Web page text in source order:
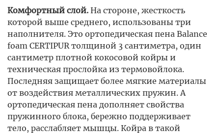
Комфортный слой. На стороне, жесткость
которой выше среднего, использованы три
наполнителя. Это ортопедическая пена Balance
foam CERTIPUR толщиной 3 сантиметра, один
сантиметр плотной кокосовой койры и
техническая прослойка из термовойлока.
Последняя защищает более мягкие материалы
от воздействия металлических пружин. А
ортопедическая пена дополняет свойства
пружинного блока, бережно поддерживает
тело, расслабляет мышцы. Койра в такой